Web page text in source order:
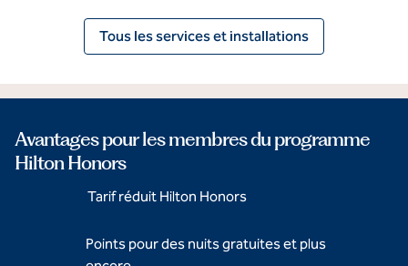
Tous les services et installations
Avantages pour les membres du programme
Hilton Honors
Tarif réduit Hilton Honors
Points pour des nuits gratuites et plus